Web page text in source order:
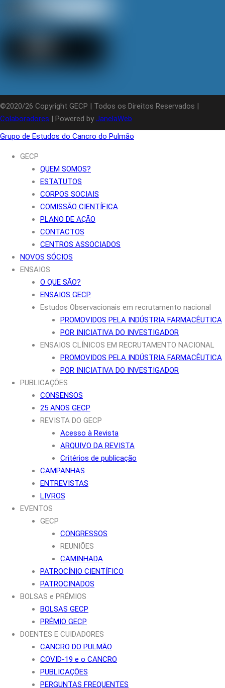
©2020/26 Copyright GECP | Todos os Direitos Reservados |
Colaboradores | Powered by JanelaWeb
Grupo de Estudos do Cancro do Pulmão
GECP
QUEM SOMOS?
ESTATUTOS
CORPOS SOCIAIS
COMISSÃO CIENTÍFICA
PLANO DE AÇÃO
CONTACTOS
CENTROS ASSOCIADOS
NOVOS SÓCIOS
ENSAIOS
O QUE SÃO?
ENSAIOS GECP
Estudos Observacionais em recrutamento nacional
PROMOVIDOS PELA INDÚSTRIA FARMACÊUTICA
POR INICIATIVA DO INVESTIGADOR
ENSAIOS CLÍNICOS EM RECRUTAMENTO NACIONAL
PROMOVIDOS PELA INDÚSTRIA FARMACÊUTICA
POR INICIATIVA DO INVESTIGADOR
PUBLICAÇÕES
CONSENSOS
25 ANOS GECP
REVISTA DO GECP
Acesso à Revista
ARQUIVO DA REVISTA
Critérios de publicação
CAMPANHAS
ENTREVISTAS
LIVROS
EVENTOS
GECP
CONGRESSOS
REUNIÕES
CAMINHADA
PATROCÍNIO CIENTÍFICO
PATROCINADOS
BOLSAS e PRÉMIOS
BOLSAS GECP
PRÉMIO GECP
DOENTES E CUIDADORES
CANCRO DO PULMÃO
COVID-19 e o CANCRO
PUBLICAÇÕES
PERGUNTAS FREQUENTES